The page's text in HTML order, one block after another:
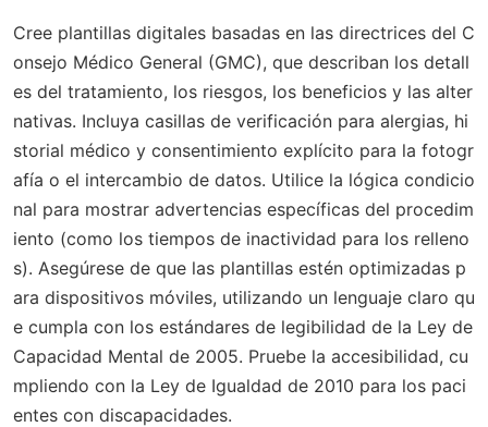
Cree plantillas digitales basadas en las directrices del C
onsejo Médico General (GMC), que describan los detall
es del tratamiento, los riesgos, los beneficios y las alter
nativas. Incluya casillas de verificación para alergias, hi
storial médico y consentimiento explícito para la fotogr
afía o el intercambio de datos. Utilice la lógica condicio
nal para mostrar advertencias específicas del procedim
iento (como los tiempos de inactividad para los relleno
s). Asegúrese de que las plantillas estén optimizadas p
ara dispositivos móviles, utilizando un lenguaje claro qu
e cumpla con los estándares de legibilidad de la Ley de
Capacidad Mental de 2005. Pruebe la accesibilidad, cu
mpliendo con la Ley de Igualdad de 2010 para los paci
entes con discapacidades.